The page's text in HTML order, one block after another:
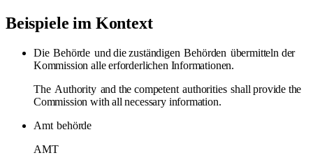
Beispiele im Kontext
Die Behörde und die zuständigen Behörden übermitteln der
Kommission alle erforderlichen Informationen.
The Authority and the competent authorities shall provide the
Commission with all necessary information.
Amt behörde
AMT